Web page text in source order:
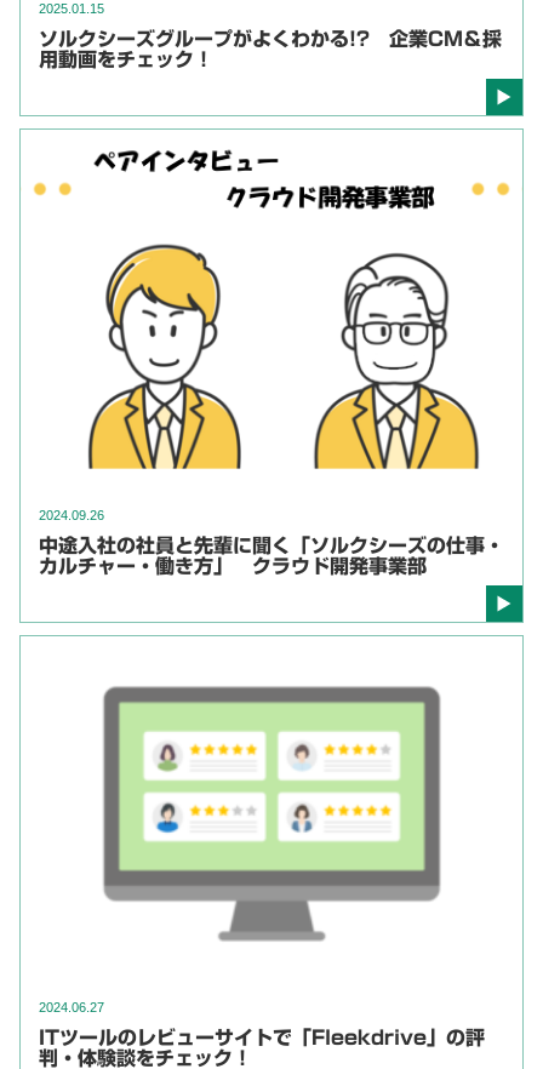
2025.01.15
ソルクシーズグループがよくわかる!? 企業CM＆採
用動画をチェック！
2024.09.26
中途入社の社員と先輩に聞く「ソルクシーズの仕事・
カルチャー・働き方」 クラウド開発事業部
2024.06.27
ITツールのレビューサイトで「Fleekdrive」の評
判・体験談をチェック！